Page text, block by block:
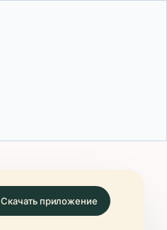
Скачать приложение